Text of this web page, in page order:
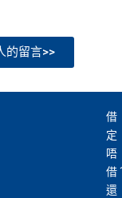
的留言>>
借
定
唔
借
還